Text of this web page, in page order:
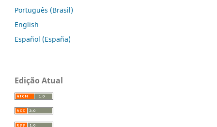
Português (Brasil)
English
Español (España)
Edição Atual